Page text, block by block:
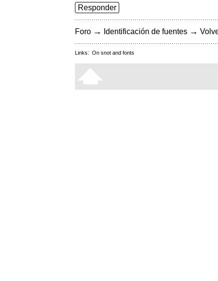
Responder
Foro → Identificación de fuentes →
Links: On snot and fonts